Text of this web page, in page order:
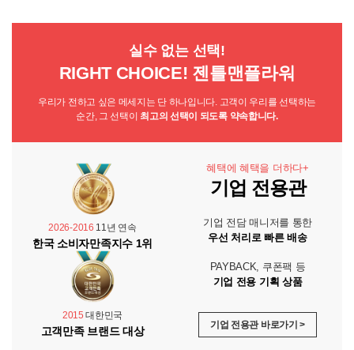
실수 없는 선택!
RIGHT CHOICE! 젠틀맨플라워
우리가 전하고 싶은 메세지는 단 하나입니다. 고객이 우리를 선택하는
순간, 그 선택이 최고의 선택이 되도록 약속합니다.
2026-2016 11년 연속
한국 소비자만족지수 1위
2015 대한민국
고객만족 브랜드 대상
혜택에 혜택을 더하다+
기업 전용관
기업 전담 매니저를 통한
우선 처리로 빠른 배송
PAYBACK, 쿠폰팩 등
기업 전용 기획 상품
기업 전용관 바로가기 >